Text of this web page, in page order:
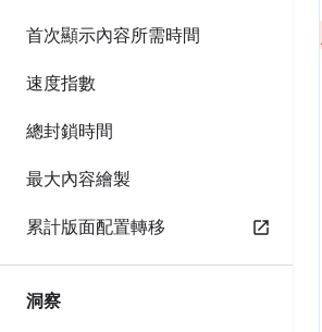
首次顯示內容所需時間
速度指數
總封鎖時間
最大內容繪製
累計版面配置轉移
洞察